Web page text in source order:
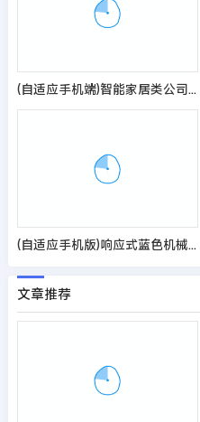
(自适应手机端)智能家居类公司网站pbootcms模板 环保家具网站源码
(自适应手机版)响应式蓝色机械机电设备安装类pbootcms模板 html5机电安装工程网站模板
文章推荐